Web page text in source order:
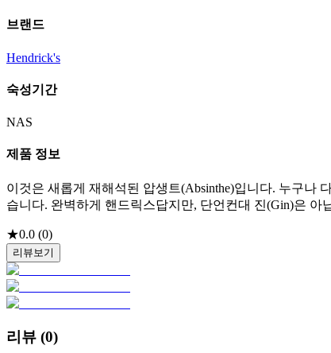
브랜드
Hendrick's
숙성기간
NAS
제품 정보
이것은 새롭게 재해석된 압생트(Absinthe)입니다. 누구나
습니다. 완벽하게 핸드릭스답지만, 단언컨대 진(Gin)은 아
★0.0 (0)
리뷰보기
리뷰 (0)